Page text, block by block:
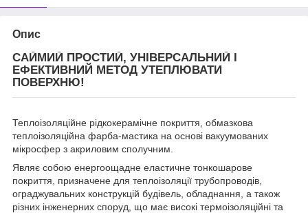
Опис
САЙМИЙ ПРОСТИЙ, УНІВЕРСАЛЬНИЙ І
ЕФЕКТИВНИЙ МЕТОД УТЕПЛЮВАТИ
ПОВЕРХНЮ!
Теплоізоляційне рідкокерамічне покриття, обмазкова
теплоізоляційна фарба-мастика на основі вакуумованих
мікросфер з акриловим сполучним.
Являє собою енергоощадне еластичне тонкошарове
покриття, призначене для теплоізоляції трубопроводів,
ограджувальних конструкцій будівель, обладнання, а також
різних інженерних споруд, що має високі термоізоляційні та